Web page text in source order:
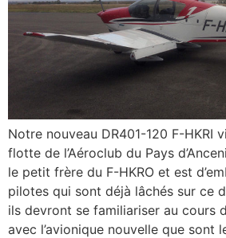
Notre nouveau DR401-120 F-HKRI
flotte de l’Aéroclub du Pays
le petit frère du F-HKRO et est
pilotes qui sont déjà lâchés sur ce
ils devront se familiariser au cours
avec l’avionique nouvelle que sont